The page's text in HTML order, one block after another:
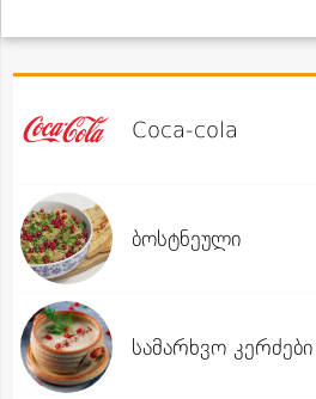
Coca-cola
ბოსტნეული
სამარხვო კერძები